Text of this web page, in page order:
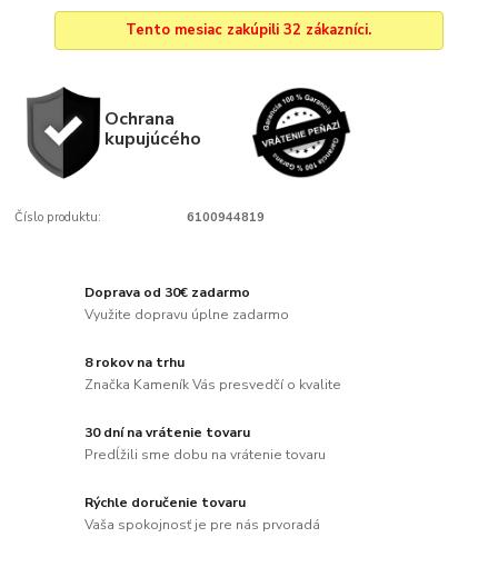
Tento mesiac zakúpili 32 zákazníci.
Ochrana
kupujúcého
Číslo produktu: 6100944819
Doprava od 30€ zadarmo
Využite dopravu úplne zadarmo
8 rokov na trhu
Značka Kameník Vás presvedčí o kvalite
30 dní na vrátenie tovaru
Predĺžili sme dobu na vrátenie tovaru
Rýchle doručenie tovaru
Vaša spokojnosť je pre nás prvoradá